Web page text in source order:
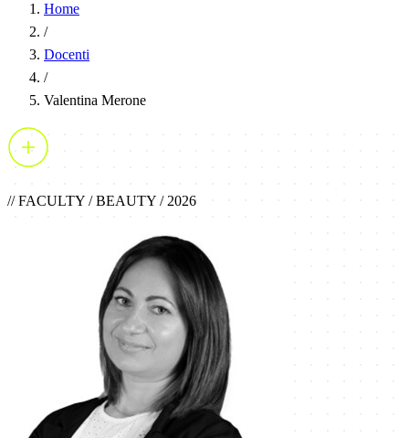
Home
/
Docenti
/
Valentina Merone
// FACULTY / BEAUTY / 2026